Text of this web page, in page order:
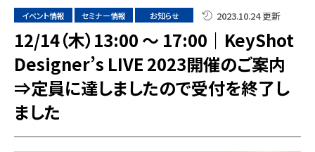
イベント情報 セミナー情報 お知らせ 2023.10.24 更新
12/14（木）13:00 ～ 17:00｜KeyShot
Designer’s LIVE 2023開催のご案内
⇒定員に達しましたので受付を終了し
ました